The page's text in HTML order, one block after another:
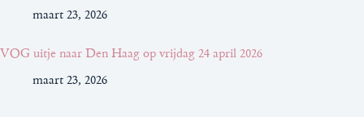
maart 23, 2026
VOG uitje naar Den Haag op vrijdag 24 april 2026
maart 23, 2026